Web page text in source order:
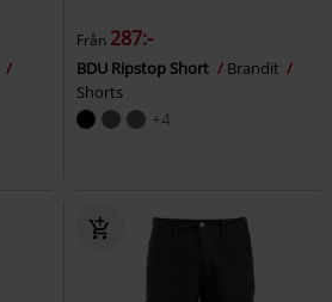
Från 287:-
BDU Ripstop Short
Brandit
Shorts
+4